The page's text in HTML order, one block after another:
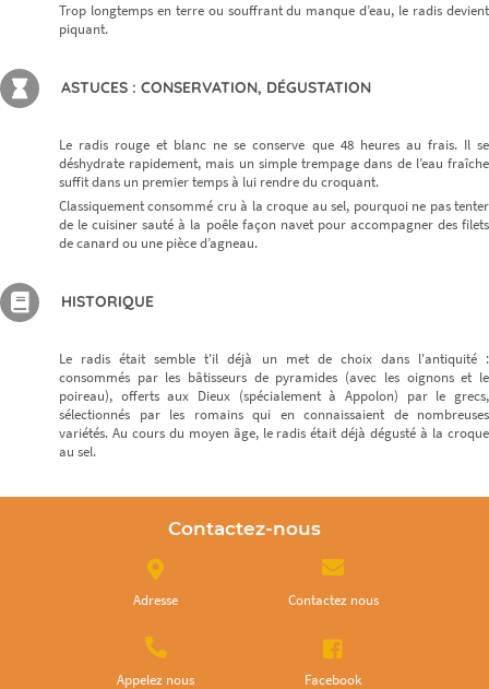
Trop longtemps en terre ou souffrant du manque d’eau, le radis devient
piquant.
ASTUCES : CONSERVATION, DÉGUSTATION
Le radis rouge et blanc ne se conserve que 48 heures au frais. Il se
déshydrate rapidement, mais un simple trempage dans de l’eau fraîche
suffit dans un premier temps à lui rendre du croquant.
Classiquement consommé cru à la croque au sel, pourquoi ne pas tenter
de le cuisiner sauté à la poêle façon navet pour accompagner des filets
de canard ou une pièce d’agneau.
HISTORIQUE
Le radis était semble t'il déjà un met de choix dans l'antiquité :
consommés par les bâtisseurs de pyramides (avec les oignons et le
poireau), offerts aux Dieux (spécialement à Appolon) par le grecs,
sélectionnés par les romains qui en connaissaient de nombreuses
variétés. Au cours du moyen âge, le radis était déjà dégusté à la croque
au sel.
Contactez-nous
Adresse Contactez nous
Appelez nous Facebook